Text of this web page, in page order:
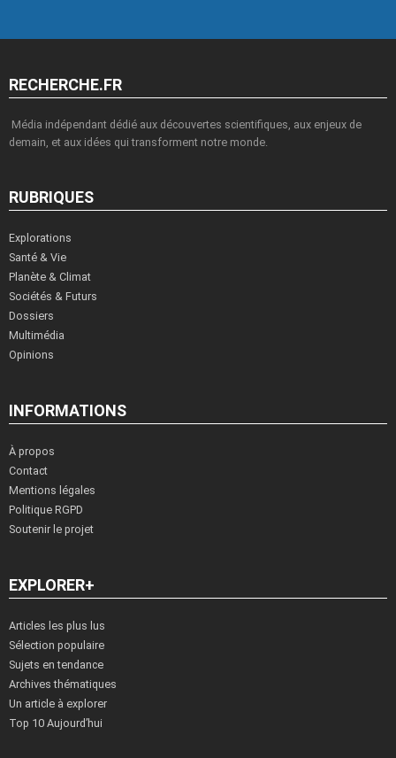
RECHERCHE.FR
Média indépendant dédié aux découvertes scientifiques, aux enjeux de
demain, et aux idées qui transforment notre monde.
RUBRIQUES
Explorations
Santé & Vie
Planète & Climat
Sociétés & Futurs
Dossiers
Multimédia
Opinions
INFORMATIONS
À propos
Contact
Mentions légales
Politique RGPD
Soutenir le projet
EXPLORER+
Articles les plus lus
Sélection populaire
Sujets en tendance
Archives thématiques
Un article à explorer
Top 10 Aujourd’hui